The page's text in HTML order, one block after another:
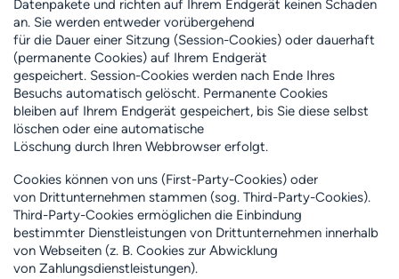
Datenpakete und richten auf Ihrem Endgerät keinen Schaden
an. Sie werden entweder vorübergehend
für die Dauer einer Sitzung (Session-Cookies) oder dauerhaft
(permanente Cookies) auf Ihrem Endgerät
gespeichert. Session-Cookies werden nach Ende Ihres
Besuchs automatisch gelöscht. Permanente Cookies
bleiben auf Ihrem Endgerät gespeichert, bis Sie diese selbst
löschen oder eine automatische
Löschung durch Ihren Webbrowser erfolgt.
Cookies können von uns (First-Party-Cookies) oder
von Drittunternehmen stammen (sog. Third-Party-Cookies).
Third-Party-Cookies ermöglichen die Einbindung
bestimmter Dienstleistungen von Drittunternehmen innerhalb
von Webseiten (z. B. Cookies zur Abwicklung
von Zahlungsdienstleistungen).